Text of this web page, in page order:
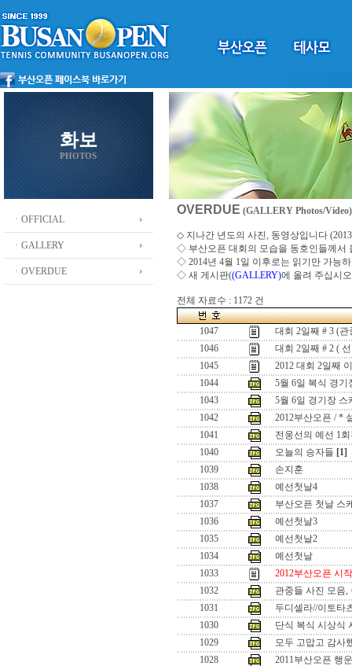
화보
PHOTOS
ㆍOFFICIAL
ㆍGALLERY
ㆍOVERDUE
OVERDUE (GALLERY Photos/Video)
◇ 지나간 년도의 사진, 동영상입니다
◇ 부산오픈 대회의 모습을 동호인들께서
◇ 2014년 4월 1일 이후로는 읽기만 가능
◇ 새 게시판((GALLERY)에 올려 주십시오
전체 자료수 : 1172 건
1047
대회 2일째 # 3 (관
1046
대회 2일째 # 2 (
1045
2012 대회 2일째
1044
5월 6일 복식 경기
1043
5월 6일 경기장 스
1042
2012부산오픈 / *
1041
전웅선의 예선 1
1040
오늘의 승자들 [1]
1039
손지훈
1038
예선첫날4
1037
부산오픈 첫날 스
1036
예선첫날3
1035
예선첫날2
1034
예선첫날
1033
2012부산오픈 시작
1032
관중들 사진 모음,
1031
두디셀라//이토타
1030
단식 복식 시상식
1029
모두 고맙고 감사
1028
2011부산오픈 행